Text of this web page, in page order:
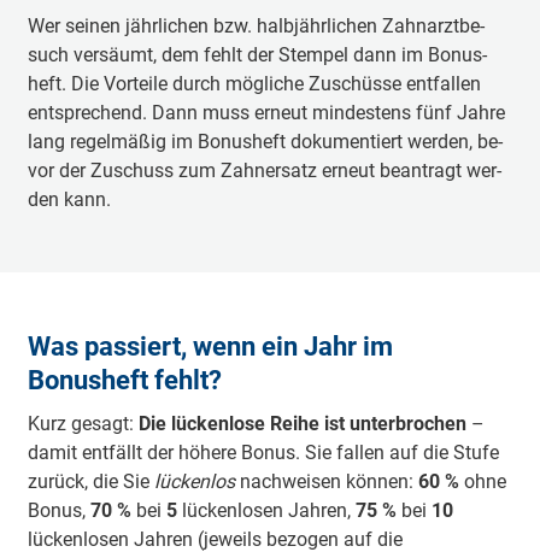
Wer sei­nen jähr­li­chen bzw. halb­jähr­li­chen Zahn­arzt­be­
such ver­säumt, dem fehlt der Stem­pel dann im Bon­us­
heft. Die Vor­tei­le durch mög­li­che Zu­schüs­se ent­fal­len
ent­spre­chend. Dann muss er­neut min­des­tens fünf Jah­re
lang re­gel­mä­ßig im Bon­us­heft do­ku­men­tiert wer­den, be­
vor der Zu­schuss zum Zahn­ersatz er­neut be­an­tragt wer­
den kann.
Was passiert, wenn ein Jahr im
Bonusheft fehlt?
Kurz gesagt: Die lückenlose Reihe ist unterbrochen–
damit entfällt der höhere Bonus. Sie fallen auf die Stufe
zurück, die Sie lückenlosnachweisen können: 60 % ohne
Bonus, 70 % bei 5lückenlosen Jahren, 75 % bei 10
lückenlosen Jahren (jeweils bezogen auf die